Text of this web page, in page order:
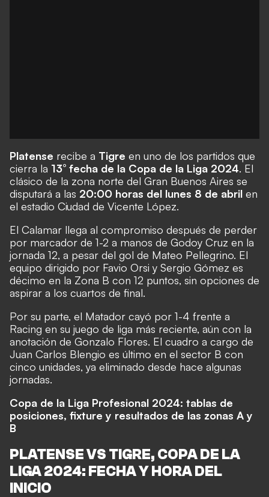
Platense recibe a Tigre en uno de los partidos que
cierra la 13° fecha de la Copa de la Liga 2024. El
clásico de la zona norte del Gran Buenos Aires se
disputará a las 20:00 horas del lunes 8 de abril en
el estadio Ciudad de Vicente López.
El Calamar llega al compromiso después de perder
por marcador de 1-2 a manos de Godoy Cruz en la
jornada 12, a pesar del gol de Mateo Pellegrino. El
equipo dirigido por Favio Orsi y Sergio Gómez es
décimo en la Zona B con 12 puntos, sin opciones de
aspirar a los cuartos de final.
Por su parte, el Matador cayó por 1-4 frente a
Racing en su juego de liga más reciente, aún con la
anotación de Gonzalo Flores. El cuadro a cargo de
Juan Carlos Blengio es último en el sector B con
cinco unidades, ya eliminado desde hace algunas
jornadas.
Copa de la Liga Profesional 2024: tablas de
posiciones, fixture y resultados de las zonas A y
B
PLATENSE VS TIGRE, COPA DE LA
LIGA 2024: FECHA Y HORA DEL
INICIO